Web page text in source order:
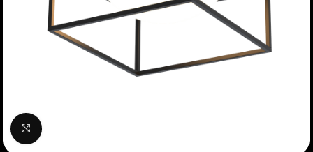
Нажмите, чтобы увеличить изображение